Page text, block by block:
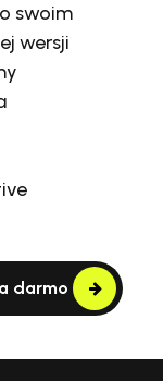
swoim
wersji
darmo